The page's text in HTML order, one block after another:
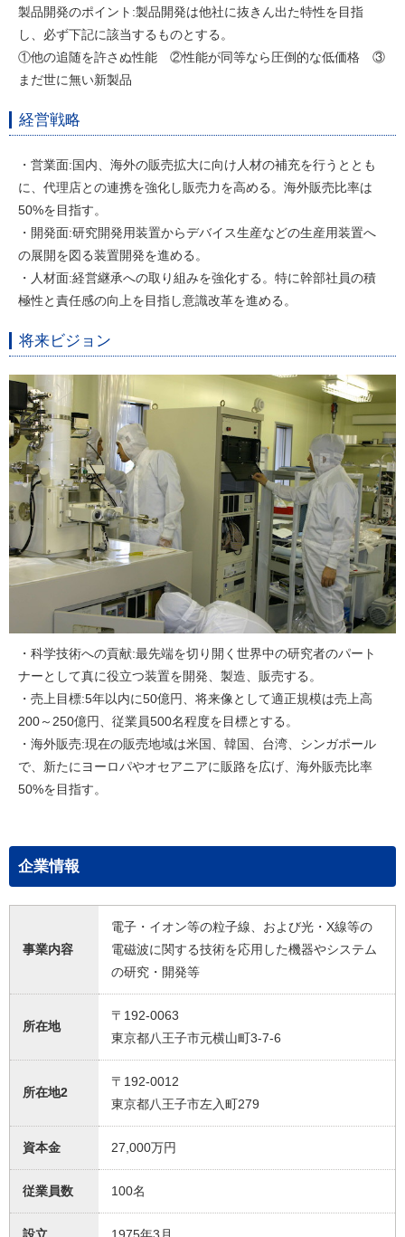
製品開発のポイント:製品開発は他社に抜きん出た特性を目指
し、必ず下記に該当するものとする。
①他の追随を許さぬ性能 ②性能が同等なら圧倒的な低価格 ③
まだ世に無い新製品
経営戦略
・営業面:国内、海外の販売拡大に向け人材の補充を行うととも
に、代理店との連携を強化し販売力を高める。海外販売比率は
50%を目指す。
・開発面:研究開発用装置からデバイス生産などの生産用装置へ
の展開を図る装置開発を進める。
・人材面:経営継承への取り組みを強化する。特に幹部社員の積
極性と責任感の向上を目指し意識改革を進める。
将来ビジョン
・科学技術への貢献:最先端を切り開く世界中の研究者のパート
ナーとして真に役立つ装置を開発、製造、販売する。
・売上目標:5年以内に50億円、将来像として適正規模は売上高
200～250億円、従業員500名程度を目標とする。
・海外販売:現在の販売地域は米国、韓国、台湾、シンガポール
で、新たにヨーロパやオセアニアに販路を広げ、海外販売比率
50%を目指す。
企業情報
事業内容
電子・イオン等の粒子線、および光・X線等の
電磁波に関する技術を応用した機器やシステム
の研究・開発等
所在地
〒192-0063
東京都八王子市元横山町3-7-6
所在地2
〒192-0012
東京都八王子市左入町279
資本金 27,000万円
従業員数 100名
設立 1975年3月